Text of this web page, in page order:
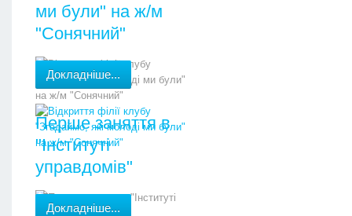
ми були" на ж/м
"Сонячний"
Докладніше...
Перше заняття в
"Інституті
управдомів"
Докладніше...